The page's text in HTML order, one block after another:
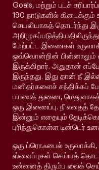
Goals, மற்றும் படச்
190 நாடுகளில் கிடைக்கும்
செயலியாகத் தொடர்ந்து
மேற்பட்ட இணைகள்
ஒவ்வொன்றின் பின்னாலும்
இருக்கிறார். அதுதான்
இருந்தது. இது தான் நீ
மனிதர்களைச் சந்திக்கப்
பயணத் துணை,
ஒரு இணைப்பு. நீ எதைத்
இன்னும் எதையும்
புரிந்துகொள்ள டின்டெர்
ஒரு ப்ரொஃபைல்
ஸ்வைப்புகள் செய்யத்
உன்னைத் திரும்ப லைக்